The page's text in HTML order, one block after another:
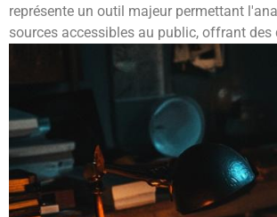
représente un outil majeur permettant
sources accessibles au public, offrant